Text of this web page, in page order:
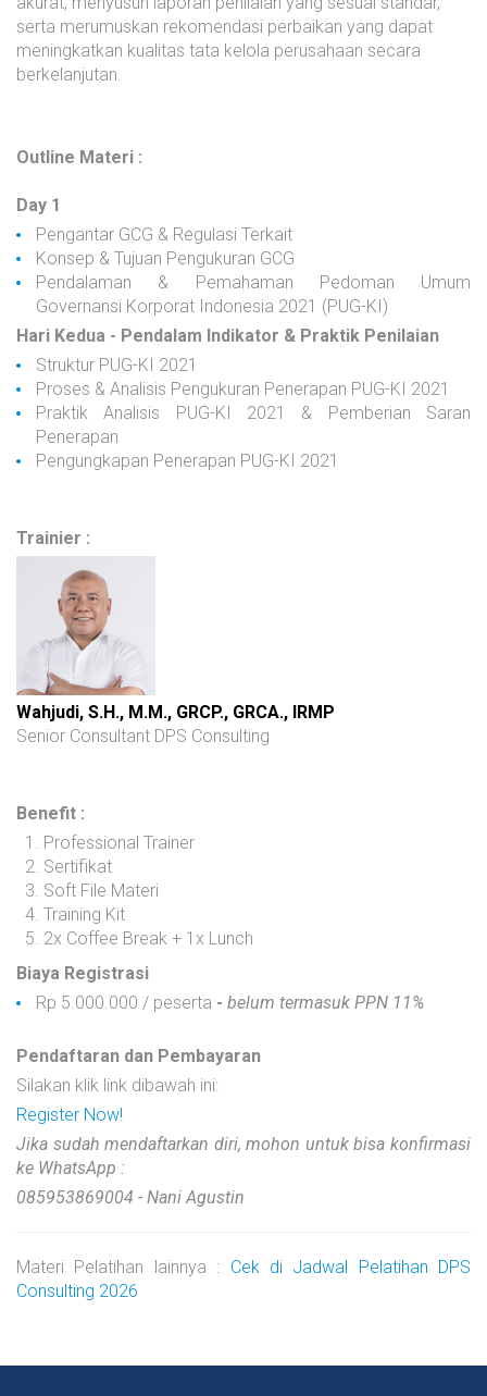
serta merumuskan rekomendasi perbaikan yang dapat
meningkatkan kualitas tata kelola perusahaan secara
berkelanjutan.
Outline Materi :
Day 1
Pengantar GCG & Regulasi Terkait
Konsep & Tujuan Pengukuran GCG
Pendalaman & Pemahaman Pedoman Umum
Governansi Korporat Indonesia 2021 (PUG-KI)
Hari Kedua - Pendalam Indikator & Praktik Penilaian
Struktur PUG-KI 2021
Proses & Analisis Pengukuran Penerapan PUG-KI 2021
Praktik Analisis PUG-KI 2021 & Pemberian Saran
Penerapan
Pengungkapan Penerapan PUG-KI 2021
Trainier :
Wahjudi, S.H., M.M., GRCP., GRCA., IRMP
Senior Consultant DPS Consulting
Benefit :
Professional Trainer
Sertifikat
Soft File Materi
Training Kit
2x Coffee Break + 1x Lunch
Biaya Registrasi
Rp 5.000.000 / peserta - belum termasuk PPN 11%
Pendaftaran dan Pembayaran
Silakan klik link dibawah ini:
Register Now!
Jika sudah mendaftarkan diri, mohon untuk bisa konfirmasi
ke WhatsApp :
085953869004 - Nani Agustin
Materi Pelatihan lainnya :
Cek di Jadwal Pelatihan DPS
Consulting 2026